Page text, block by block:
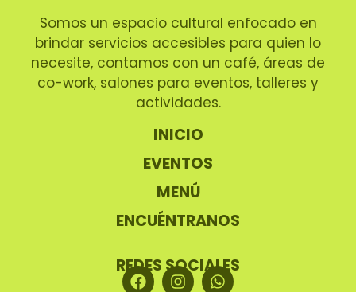
Somos un espacio cultural enfocado en
brindar servicios accesibles para quien lo
necesite, contamos con un café, áreas de
co-work, salones para eventos, talleres y
actividades.
INICIO
EVENTOS
MENÚ
ENCUÉNTRANOS
REDES SOCIALES